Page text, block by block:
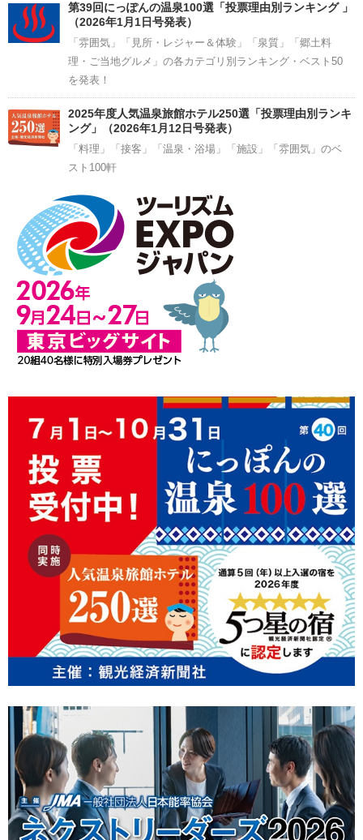
第39回にっぽんの温泉100選「投票理由別ランキング 」
（2026年1月1日号発表）
「雰囲気」「見所・レジャー＆体験」「泉質」「郷土料
理・ご当地グルメ」の各カテゴリ別ランキング・ベスト50
を発表！
2025年度人気温泉旅館ホテル250選「投票理由別ランキ
ング」（2026年1月12日号発表）
「料理」「接客」「温泉・浴場」「施設」「雰囲気」のベ
スト100軒